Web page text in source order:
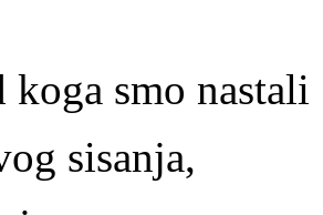
koga smo nastali
sisanja,